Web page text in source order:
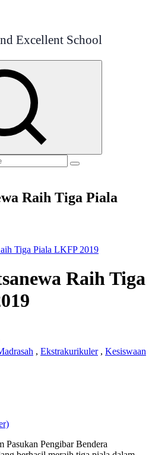
Excellent School
Raih Tiga Piala
Tiga Piala LKFP 2019
Raih Tiga
, Ekstrakurikuler, Kesiswaan
Pengibar Bendera